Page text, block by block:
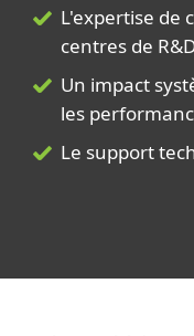
L'expertise de
centres de
Un impact
les
Le support